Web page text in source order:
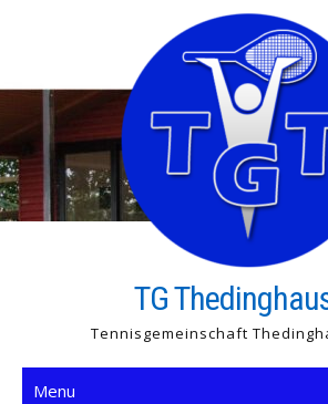
TG
Tennisgemeinschaft
Menu